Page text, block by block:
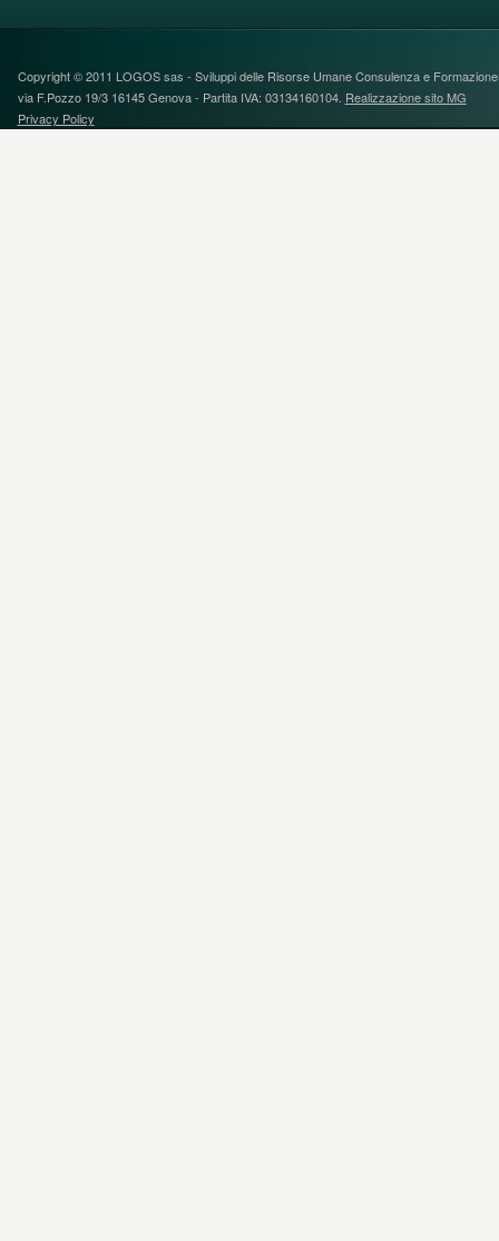
Copyright © 2011 LOGOS sas - Sviluppi delle Risorse Umane Consulenza e
via F.Pozzo 19/3 16145 Genova - Partita IVA: 03134160104. Realizzazione sito MG
Privacy Policy